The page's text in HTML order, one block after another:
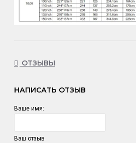
ОТЗЫВЫ
НАПИСАТЬ ОТЗЫВ
Ваше имя:
Ваш отзыв